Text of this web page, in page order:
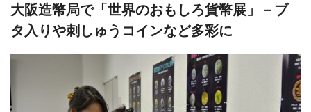
大阪造幣局で「世界のおもしろ貨幣展」－ブ
タ入りや刺しゅうコインなど多彩に